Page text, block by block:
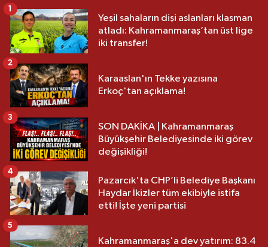
Yeşil sahaların dişi aslanları klasman
atladı: Kahramanmaraş’tan üst lige
iki transfer!
1
Karaaslan'ın Tekke yazısına
Erkoç'tan açıklama!
2
SON DAKİKA | Kahramanmaraş
Büyükşehir Belediyesinde iki görev
değişikliği!
3
Pazarcık'ta CHP’li Belediye Başkanı
Haydar İkizler tüm ekibiyle istifa
etti! İşte yeni partisi
4
Kahramanmaraş'a dev yatırım: 83.4
5